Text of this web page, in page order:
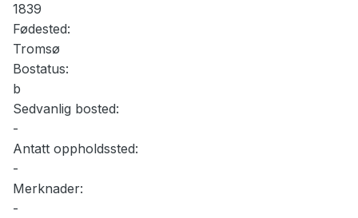
1839
Fødested:
Tromsø
Bostatus:
b
Sedvanlig bosted:
-
Antatt oppholdssted:
-
Merknader:
-